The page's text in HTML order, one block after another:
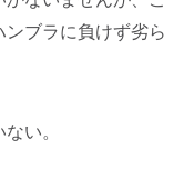
ブラに負けず劣ら
い。